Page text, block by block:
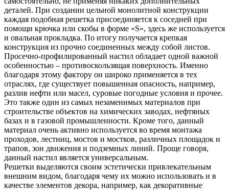
деталей. При создании цельной монолитной конструкции
каждая подобная решетка присоединяется к соседней при
помощи крючка или скобы в форме «S», здесь же используется
и овальная прокладка. По итогу получается крепкая
конструкция из прочно соединенных между собой листов.
Просечно-профилированный настил обладает одной важной
особенностью – противоскользящая поверхность. Именно
благодаря этому фактору он широко применяется в тех
отраслях, где существует повышенная опасность, например,
разлив нефти или масел, суровые погодные условия и прочее.
Это также один из самых незаменимых материалов при
строительстве объектов на химических заводах, нефтяных
базах и в газовой промышленности. Кроме того, данный
материал очень активно используется во время монтажа
проходов, лестниц, мостов и мостков, различных площадок и
трапов, зон движения и подземных линий. Проще говоря,
данный настил является универсальным.
Решетки выделяются своим эстетически привлекательным
внешним видом, благодаря чему их можно использовать и в
качестве элементов декора, например, как декоративные